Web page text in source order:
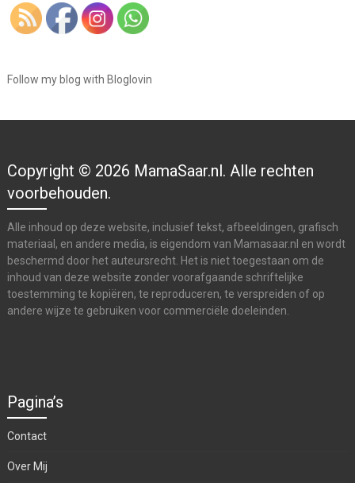
Follow my blog with Bloglovin
Copyright © 2026 MamaSaar.nl. Alle rechten
voorbehouden.
Alle inhoud op deze website, inclusief tekst, afbeeldingen, grafisch
materiaal, en andere media, is eigendom van Mamasaar.nl en wordt
beschermd door het auteursrecht. Het is niet toegestaan om de
inhoud van deze website zonder voorafgaande schriftelijke
toestemming te kopiëren, te reproduceren, te verspreiden of op
andere wijze te gebruiken voor commerciële doeleinden.
Pagina’s
Contact
Over Mij